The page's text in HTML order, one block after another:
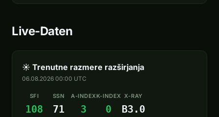
Live-Daten
☀ Trenutne razmere razširjanja
06.08.2026 00:00 UTC
SFI
108
SSN
71
A-INDEX
3
K-INDEX
0
X-RAY
B3.0